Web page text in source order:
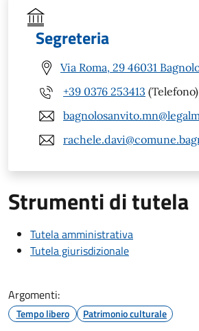
Segreteria
Via Roma, 29 46031
+39 0376 253413 (Telefono)
Strumenti di tutela
Tutela amministrativa
Tutela giurisdizionale
Argomenti:
Tempo libero Patrimonio culturale